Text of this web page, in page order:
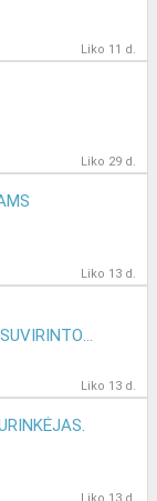
Liko 11 d.
Liko 29 d.
Liko 13 d.
SURINKĖJAS/VAMZDININKAS/SUVIRINTOJAS.
Liko 13 d.